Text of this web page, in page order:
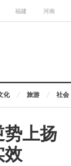
福建 河南
化 旅游 社会
上扬
效